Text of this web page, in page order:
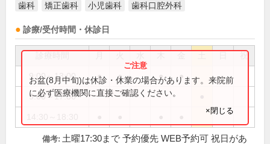
歯科 矯正歯科 小児歯科 歯科口腔外科
診療/受付時間・休診日
祝
9:00～13:00 ● ● ● ●
9:00～17:30
お盆(8月中旬)は休診・休業の場合があります。来院前
に必ず医療機関に直接ご確認ください。
×閉じる
備考: 土曜17:30まで 予約優先 WEB予約可 祝日があ